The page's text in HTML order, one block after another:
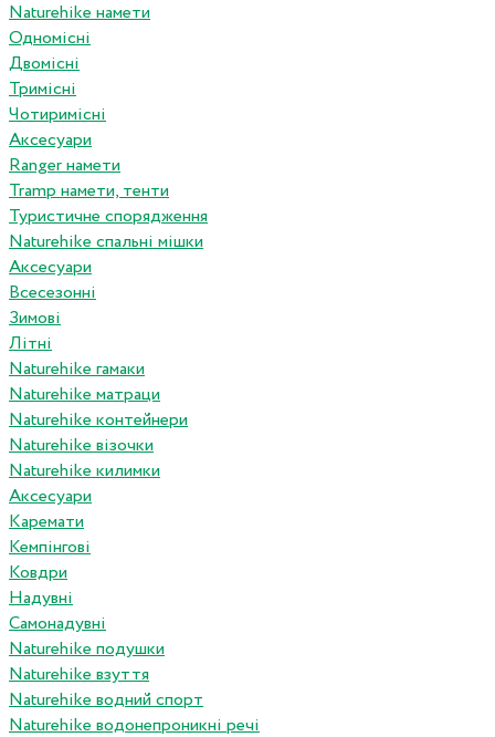
Naturehike намети
Одномісні
Двомісні
Тримісні
Чотиримісні
Аксесуари
Ranger намети
Tramp намети, тенти
Туристичне спорядження
Naturehike спальні мішки
Аксесуари
Всесезонні
Зимові
Літні
Naturehike гамаки
Naturehike матраци
Naturehike контейнери
Naturehike візочки
Naturehike килимки
Аксесуари
Каремати
Кемпінгові
Ковдри
Надувні
Самонадувні
Naturehike подушки
Naturehike взуття
Naturehike водний спорт
Naturehike водонепроникні речі